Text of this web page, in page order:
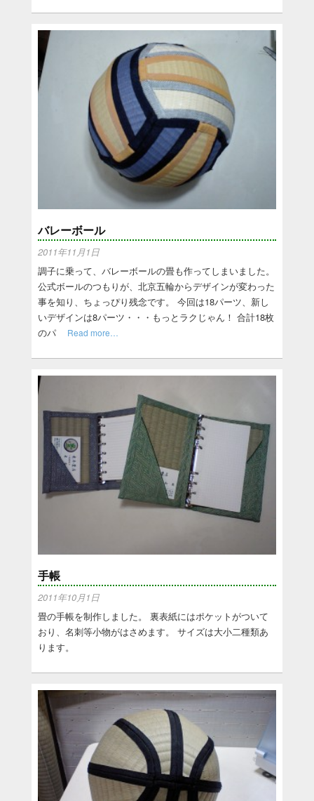
バレーボール
2011年11月1日
調子に乗って、バレーボールの畳も作ってしまいました。
公式ボールのつもりが、北京五輪からデザインが変わった
事を知り、ちょっぴり残念です。 今回は18パーツ、新し
いデザインは8パーツ・・・もっとラクじゃん！ 合計18枚
のパ
Read more…
手帳
2011年10月1日
畳の手帳を制作しました。 裏表紙にはポケットがついて
おり、名刺等小物がはさめます。 サイズは大小二種類あ
ります。